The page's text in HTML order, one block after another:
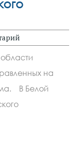
на
В Белой